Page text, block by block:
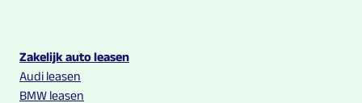
Multilease links en contact informatie
Zakelijk auto leasen
Audi leasen
BMW leasen